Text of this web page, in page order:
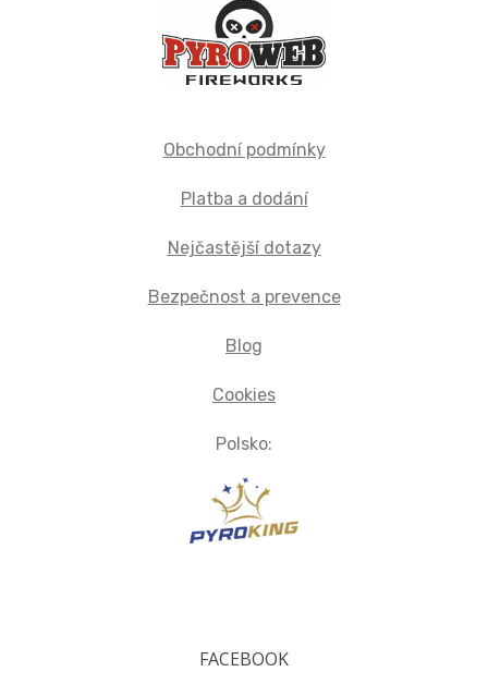
Obchodní podmínky
Platba a dodání
Nejčastější dotazy
Bezpečnost a prevence
Blog
Cookies
Polsko:
FACEBOOK